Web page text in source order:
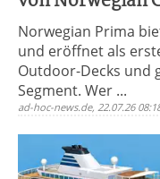
Norwegian Prima
und eröffnet als
Outdoor-Decks und
Segment. Wer ...
ad-hoc-news.de, 22.07.26